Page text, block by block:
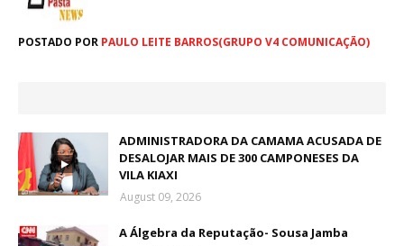
POSTADO POR PAULO LEITE BARROS(GRUPO V4 COMUNICAÇÃO)
ADMINISTRADORA DA CAMAMA ACUSADA DE
DESALOJAR MAIS DE 300 CAMPONESES DA
VILA KIAXI
August 09, 2026
A Álgebra da Reputação- Sousa Jamba